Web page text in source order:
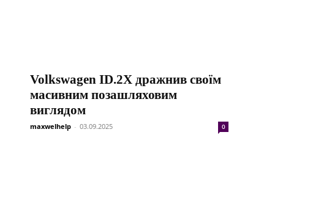
Volkswagen ID.2X дражнив своїм
масивним позашляховим
виглядом
maxwelhelp - 03.09.2025 0